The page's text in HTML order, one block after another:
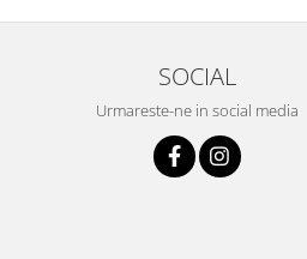
SOCIAL
Urmareste-ne in social media